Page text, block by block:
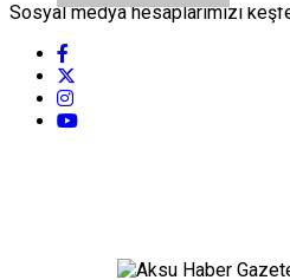
Sosyal medya hesaplarımızı